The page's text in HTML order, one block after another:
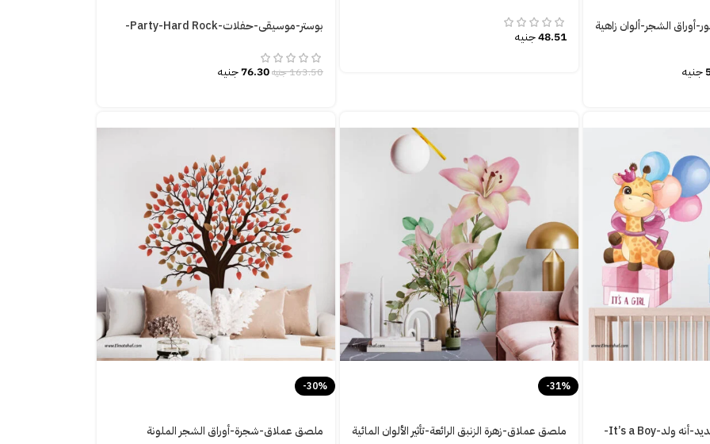
الشجر-ألوان زاهية
جنيه
48.51جنيه
بوستر-موسيقى-حفلات-Party-Hard Rock-
تم التقييم 163.50جنيه76.30جنيه
ملصق عملاق-مولود جديد-أنه ولد-It’s a Boy-
-31%
ملصق عملاق-زهرة الزنبق الرائعة-تأثير الألوان المائية
-30%
ملصق عملاق-شجرة-أوراق الشجر الملونة